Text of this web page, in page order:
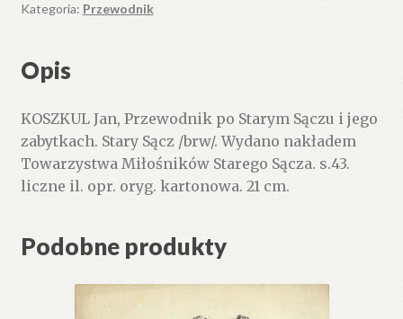
Kategoria: Przewodnik
Opis
KOSZKUL Jan, Przewodnik po Starym Sączu i jego
zabytkach. Stary Sącz /brw/. Wydano nakładem
Towarzystwa Miłośników Starego Sącza. s.43.
liczne il. opr. oryg. kartonowa. 21 cm.
Podobne produkty